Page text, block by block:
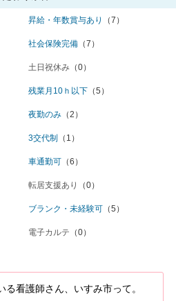
昇給・年数賞与あり （7）
社会保険完備 （7）
土日祝休み （0）
残業月10ｈ以下 （5）
夜勤のみ （2）
3交代制 （1）
車通勤可 （6）
転居支援あり （0）
ブランク・未経験可 （5）
電子カルテ （0）
看護師さん、いすみ市って。